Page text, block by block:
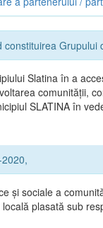
Grupului
Slatina în a
comunității,
SLATINA în
și sociale a
plasată sub